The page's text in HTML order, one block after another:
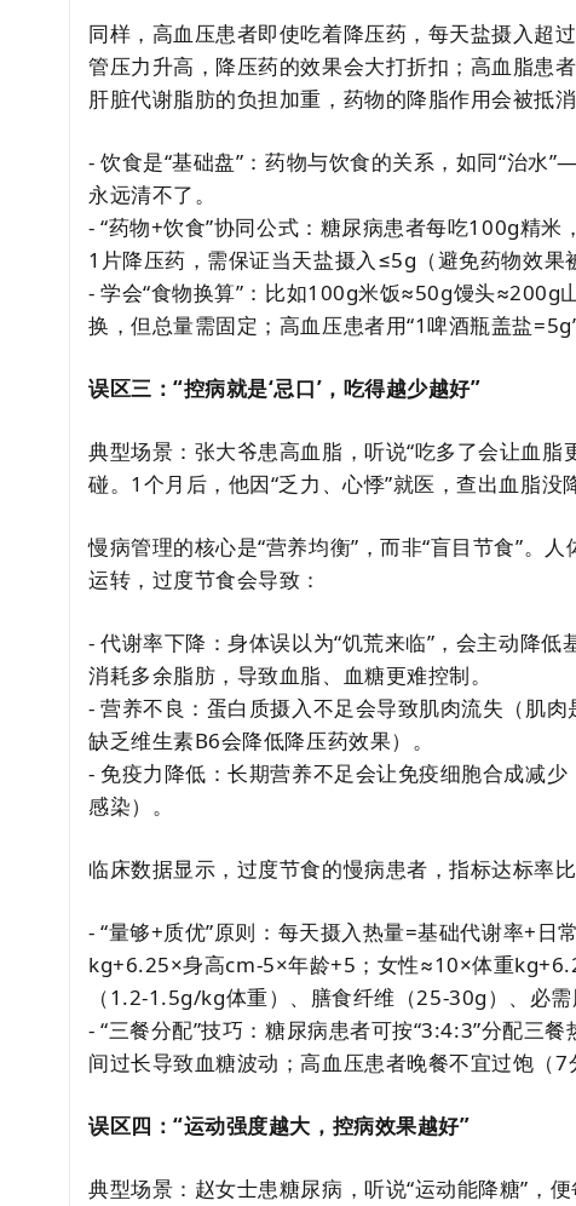
同样，高血压患者即使吃着降压药，每天盐摄入超
管压力升高，降压药的效果会大打折扣；高血脂患
肝脏代谢脂肪的负担加重，药物的降脂作用会被抵消
- 饮食是“基础盘”：药物与饮食的关系，如同“治水
永远清不了。
- “药物+饮食”协同公式：糖尿病患者每吃100g精
1片降压药，需保证当天盐摄入≤5g（避免药物效果
- 学会“食物换算”：比如100g米饭≈50g馒头≈200g
换，但总量需固定；高血压患者用“1啤酒瓶盖盐
误区三：“控病就是‘忌口’，吃得越少越好”
典型场景：张大爷患高血脂，听说“吃多了会让血
碰。1个月后，他因“乏力、心悸”就医，查出血脂没
慢病管理的核心是“营养均衡”，而非“盲目节食”。
运转，过度节食会导致：
- 代谢率下降：身体误以为“饥荒来临”，会主动降
消耗多余脂肪，导致血脂、血糖更难控制。
- 营养不良：蛋白质摄入不足会导致肌肉流失（肌
缺乏维生素B6会降低降压药效果）。
- 免疫力降低：长期营养不足会让免疫细胞合成减
感染）。
临床数据显示，过度节食的慢病患者，指标达标率
- “量够+质优”原则：每天摄入热量=基础代谢率+
kg+6.25×身高cm-5×年龄+5；女性≈10×体重
（1.2-1.5g/kg体重）、膳食纤维（25-30g）、必
- “三餐分配”技巧：糖尿病患者可按“3:4:3”分配三
间过长导致血糖波动；高血压患者晚餐不宜过饱（
误区四：“运动强度越大，控病效果越好”
典型场景：赵女士患糖尿病，听说“运动能降糖”，